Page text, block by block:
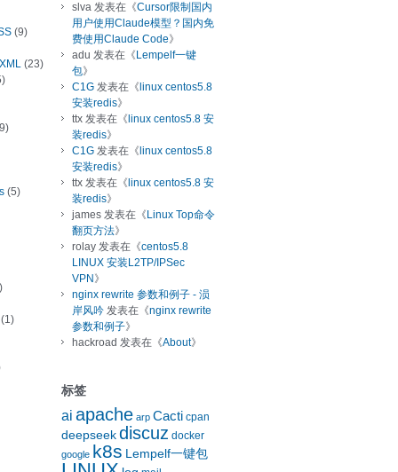
(9)
(23)
(5)
slva 发表在《Cursor限制国内
用户使用Claude模型？国内免
费使用Claude Code》
adu 发表在《 Lempelf一键
包》
C1G 发表在《 linux centos5.8
安装redis》
ttx 发表在《 linux centos5.8 安
装redis》
C1G 发表在《 linux centos5.8
安装redis》
ttx 发表在《 linux centos5.8 安
装redis》
james 发表在《 Linux Top命令
翻页方法》
rolay 发表在《centos5.8
LINUX 安装L2TP/IPSec
VPN 》
nginx rewrite 参数和例子 - 涢
岸风吟 发表在《nginx rewrite
参数和例子》
hackroad 发表在《About》
标签
ai apache arp Cacti cpan
deepseek discuz docker
google k8s Lempelf一键包